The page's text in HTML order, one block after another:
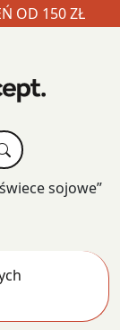
OD 150 ZŁ
sojowe”